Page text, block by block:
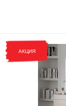
АКЦИЯ